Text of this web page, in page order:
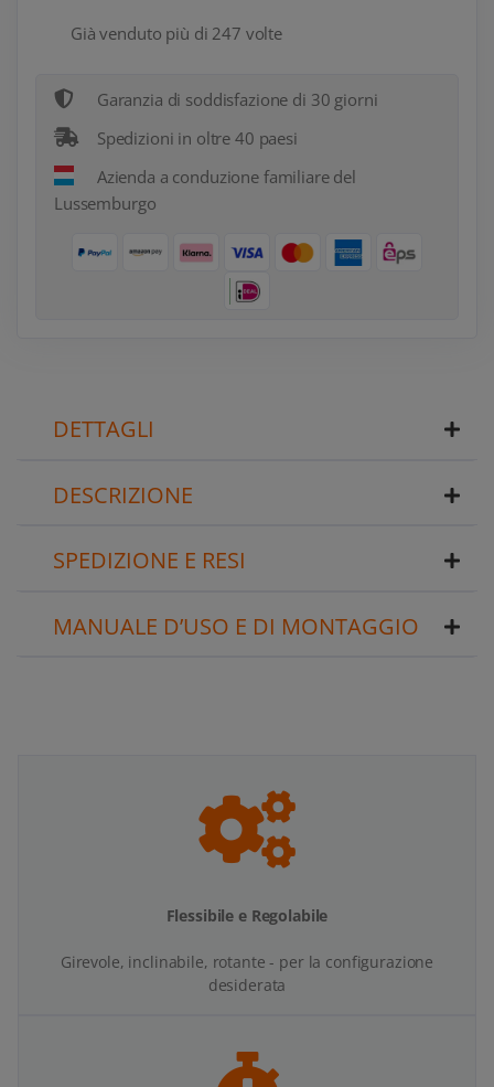
Già venduto più di 247 volte
Garanzia di soddisfazione di 30 giorni
Spedizioni in oltre 40 paesi
Azienda a conduzione familiare del
Lussemburgo
DETTAGLI
DESCRIZIONE
SPEDIZIONE E RESI
MANUALE D’USO E DI MONTAGGIO
Flessibile e Regolabile
Girevole, inclinabile, rotante - per la configurazione
desiderata